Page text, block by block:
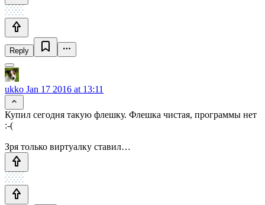
Reply
ukko Jan 17 2016 at 13:11
Купил сегодня такую флешку. Флешка чистая, программы нет
:-(
Зря только виртуалку ставил…